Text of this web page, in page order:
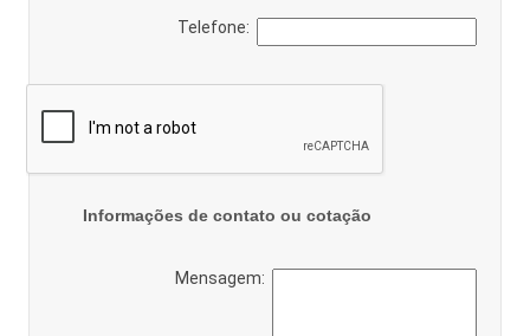
Telefone:
Informações de contato ou cotação
Mensagem: